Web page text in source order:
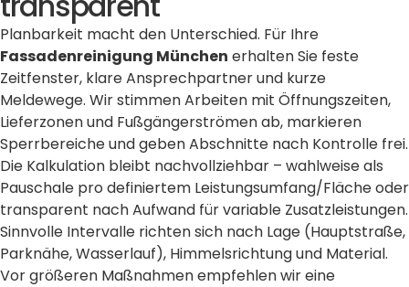
Planbarkeit macht den Unterschied. Für Ihre
Fassadenreinigung München erhalten Sie feste
Zeitfenster, klare Ansprechpartner und kurze
Meldewege. Wir stimmen Arbeiten mit Öffnungszeiten,
Lieferzonen und Fußgängerströmen ab, markieren
Sperrbereiche und geben Abschnitte nach Kontrolle frei.
Die Kalkulation bleibt nachvollziehbar – wahlweise als
Pauschale pro definiertem Leistungsumfang/Fläche oder
transparent nach Aufwand für variable Zusatzleistungen.
Sinnvolle Intervalle richten sich nach Lage (Hauptstraße,
Parknähe, Wasserlauf), Himmelsrichtung und Material.
Vor größeren Maßnahmen empfehlen wir eine